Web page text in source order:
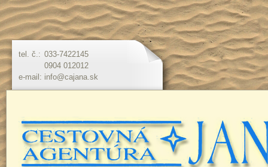
tel. č.: 033-7422145
0904 012012
e-mail: info@cajana.sk